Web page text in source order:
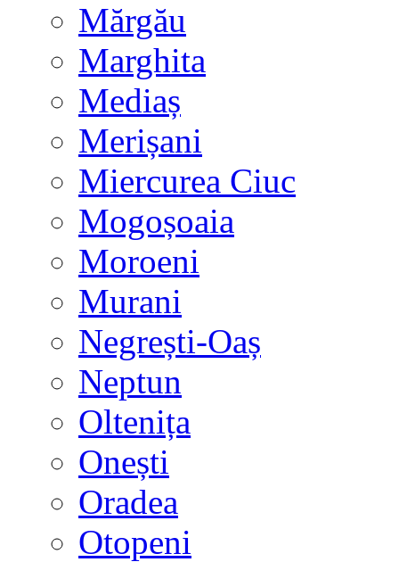
Mărgău
Marghita
Mediaș
Merișani
Miercurea Ciuc
Mogoșoaia
Moroeni
Murani
Negrești-Oaș
Neptun
Oltenița
Onești
Oradea
Otopeni